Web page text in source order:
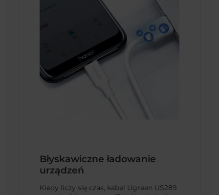
Błyskawiczne ładowanie
urządzeń
Kiedy liczy się czas, kabel Ugreen US289